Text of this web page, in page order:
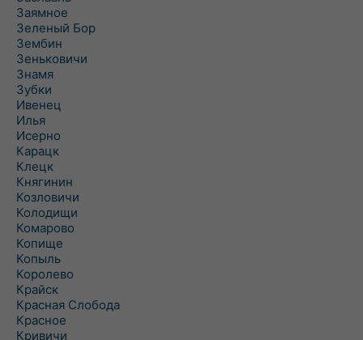
Заямное
Зеленый Бор
Зембин
Зеньковичи
Знамя
Зубки
Ивенец
Илья
Исерно
Карацк
Клецк
Княгинин
Козловичи
Колодищи
Комарово
Копище
Копыль
Королево
Крайск
Красная Слобода
Красное
Кривичи